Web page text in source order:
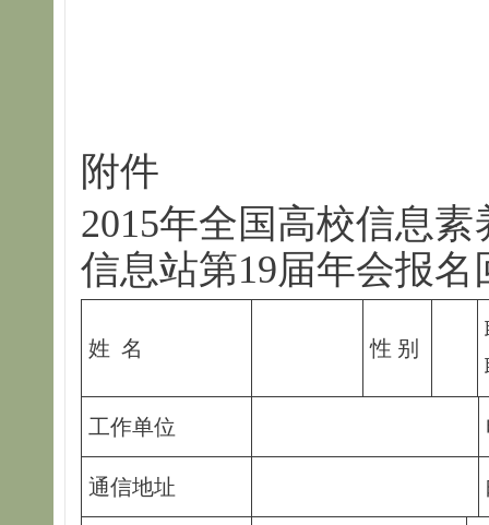
附件
2015年全国高校信息
信息站第19届年会报名
姓 名 性 别
工作单位
通信地址